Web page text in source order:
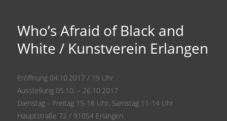
Who’s Afraid of Black and
White / Kunstverein Erlangen
Eröffnung 04.10.2017 / 19 Uhr
Ausstellung 05.10. – 26.10.2017
Dienstag – Freitag 15-18 Uhr, Samstag 11-14 Uhr
Hauptstraße 72 / 91054 Erlangen